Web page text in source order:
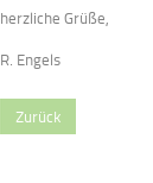
herzliche Grüße,
R. Engels
Zurück